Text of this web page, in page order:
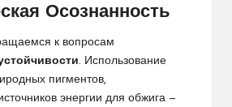
Осознанность
к вопросам
. Использование
пигментов,
энергии для обжига —